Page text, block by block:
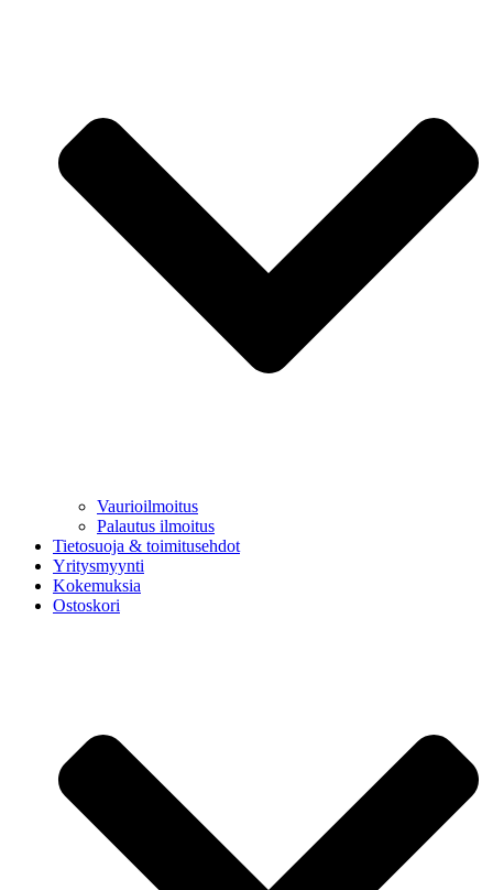
Vaurioilmoitus
Palautus ilmoitus
Tietosuoja & toimitusehdot
Yritysmyynti
Kokemuksia
Ostoskori